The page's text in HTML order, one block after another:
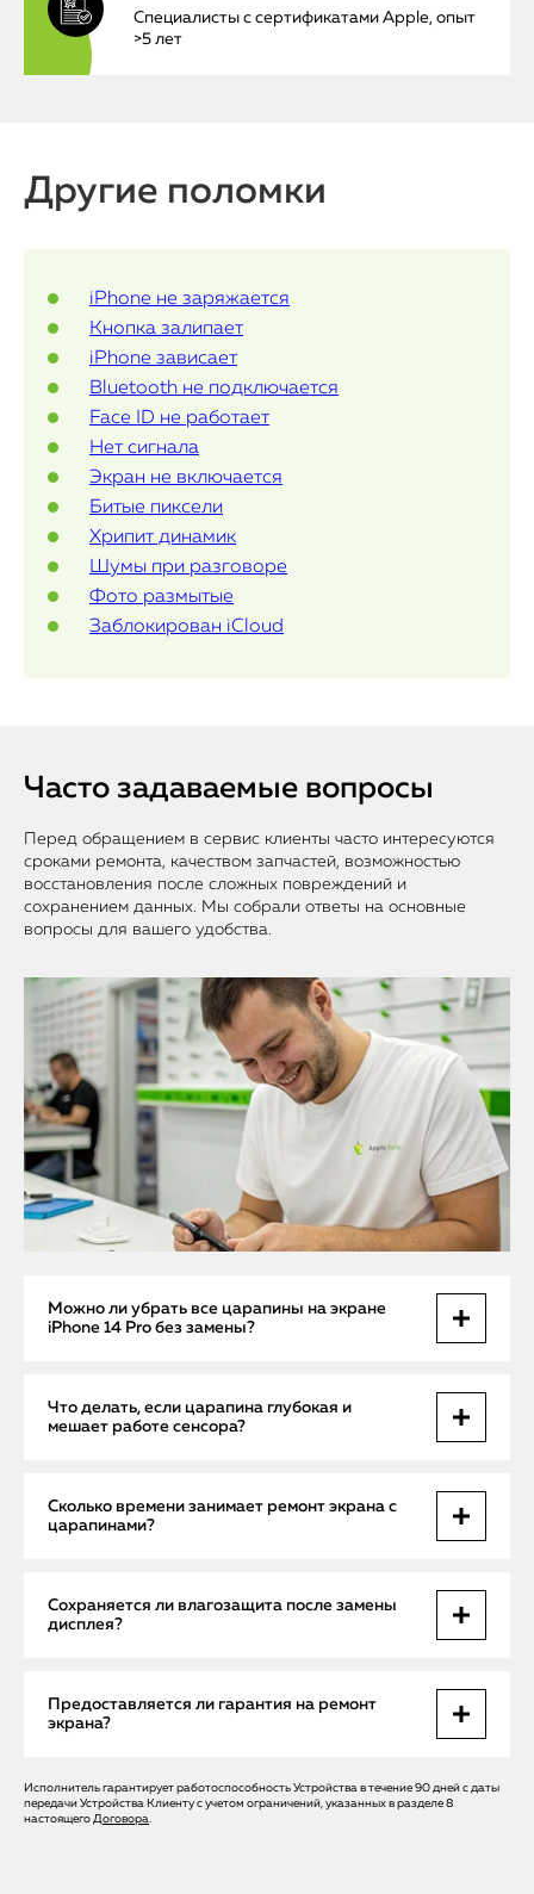
MacBook
iPad
iMac
Mac Mini
О нас
Контакты
Статьи
Специалисты с сертификатами Apple, опыт
>5 лет
Другие поломки
iPhone не заряжается
Кнопка залипает
iPhone зависает
Bluetooth не подключается
Face ID не работает
Нет сигнала
Экран не включается
Битые пиксели
Хрипит динамик
Шумы при разговоре
Фото размытые
Заблокирован iCloud
Часто задаваемые вопросы
Перед обращением в сервис клиенты часто интересуются
сроками ремонта, качеством запчастей, возможностью
восстановления после сложных повреждений и
сохранением данных. Мы собрали ответы на основные
вопросы для вашего удобства.
Можно ли убрать все царапины на экране
iPhone 14 Pro без замены?
Да, если повреждения поверхностные. В этом случае
применяется профессиональная полировка, которая
Что делать, если царапина глубокая и
мешает работе сенсора?
При серьёзных повреждениях выполняется замена экрана
на оригинальный дисплей Apple, что полностью
Сколько времени занимает ремонт экрана с
царапинами?
Полировка выполняется на месте за 30–60 минут. Замена
дисплея в сервисном центре занимает несколько часов,
но при срочном ремонте телефон возвращается в тот же
Сохраняется ли влагозащита после замены
дисплея?
Да, при установке оригинального дисплея с правильной
герметизацией влагозащита iPhone остаётся на уровне
Предоставляется ли гарантия на ремонт
экрана?
Да, на все виды работ, включая полировку и замену
дисплея, предоставляется гарантия, подтверждающая
Исполнитель гарантирует работоспособность Устройства в течение 90 дней с даты
передачи Устройства Клиенту с учетом ограничений, указанных в разделе 8
настоящего Договора.